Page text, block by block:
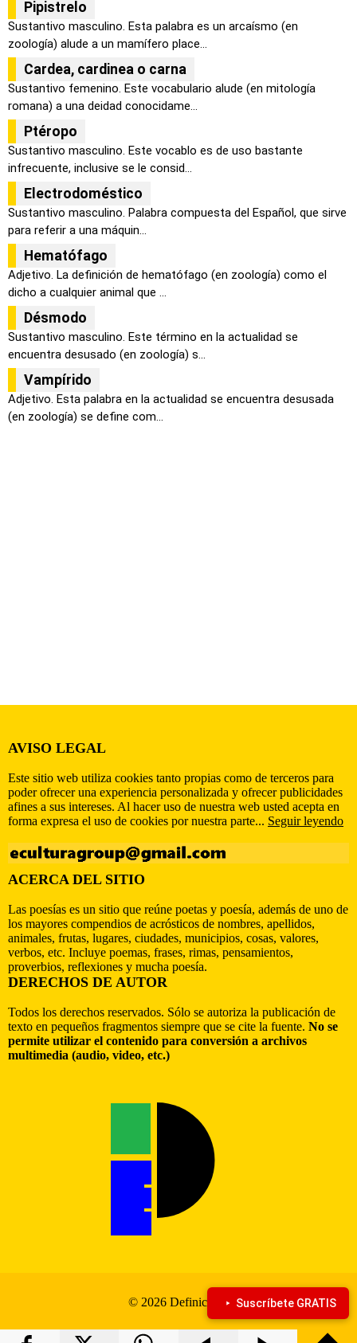
Pipistrelo
Sustantivo masculino. Esta palabra es un arcaísmo (en
zoología) alude a un mamífero place...
Cardea, cardinea o carna
Sustantivo femenino. Este vocabulario alude (en mitología
romana) a una deidad conocidame...
Ptéropo
Sustantivo masculino. Este vocablo es de uso bastante
infrecuente, inclusive se le consid...
Electrodoméstico
Sustantivo masculino. Palabra compuesta del Español, que sirve
para referir a una máquin...
Hematófago
Adjetivo. La definición de hematófago (en zoología) como el
dicho a cualquier animal que ...
Désmodo
Sustantivo masculino. Este término en la actualidad se
encuentra desusado (en zoología) s...
Vampírido
Adjetivo. Esta palabra en la actualidad se encuentra desusada
(en zoología) se define com...
AVISO LEGAL
Este sitio web utiliza cookies tanto propias como de terceros para
poder ofrecer una experiencia personalizada y ofrecer publicidades
afines a sus intereses. Al hacer uso de nuestra web usted acepta en
forma expresa el uso de cookies por nuestra parte... Seguir leyendo
ACERCA DEL SITIO
Las poesías es un sitio que reúne poetas y poesía, además de uno de
los mayores compendios de acrósticos de nombres, apellidos,
animales, frutas, lugares, ciudades, municipios, cosas, valores,
verbos, etc. Incluye poemas, frases, rimas, pensamientos,
proverbios, reflexiones y mucha poesía.
DERECHOS DE AUTOR
Todos los derechos reservados. Sólo se autoriza la publicación de
texto en pequeños fragmentos siempre que se cite la fuente. No se
permite utilizar el contenido para conversión a archivos
multimedia (audio, video, etc.)
© 2026 Definiciona Suscríbete GRATIS